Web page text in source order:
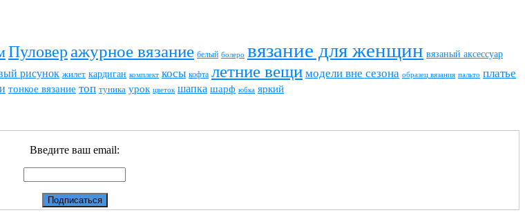
Пуловер ажурное вязание белый болеро вязание для женщин вязаный аксессуар
рисунок жилет кардиган комплект косы кофта летние вещи модели вне сезона образец вязания пальто платье
тонкое вязание топ туника урок цветок шапка шарф юбка яркий
Введите ваш email: